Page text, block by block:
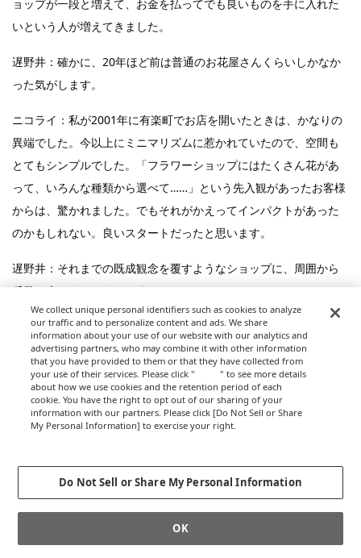
ョップが一段と増えて、お金を払ってでも良いものを手に入れた
いという人が増えてきました。
遅野井：確かに、20年ほど前は普通のお花屋さんくらいしかなか
った気がします。
ニコライ：私が2001年に有楽町でお店を開いたときは、かなりの
異端でした。今以上にミニマリズムに惹かれていたので、空間も
とてもシンプルでした。「フラワーショップにはたくさん花があ
って、いろんな種類から選べて……」という先入観があったお客様
からは、驚かれました。でもそれがかえってインパクトがあった
のかもしれない。良いスタートだったと思います。
遅野井：それまでの既成観念を覆すようなショップに、周囲から
反発の声はなかったのですか？
ニコライ：その時に限らず、日本人からは「そんなの無理だよ」
というネガティブな意見をもらうことが多い気がします。デンマ
ーク人はわりと「とりあえずやってみる」人が多い。独立する前
に、小さなフラワーショップを任されていたのですが、常に完成
したブーケやフラワーアレンジメントの見本をたくさんお店に置
もあったのですが、信念を貫いて置きつづけていたら、次第に私
もブランドの世界観をお客様に知っていただくために、店内のデ
We collect unique personal identifiers such as cookies to analyze
our traffic and to personalize content and ads. We share
information about your use of our website with our analytics and
advertising partners, who may combine it with other information
that you have provided to them or that they have collected from
your use of their services. Please click "
here" to see more details
about how we use cookies and the retention period of each
cookie. You have the right to opt out of our sharing of your
information with our partners. Please click [Do Not Sell or Share
My Personal Information] to exercise your right.
Do Not Sell or Share My Personal Information
OK